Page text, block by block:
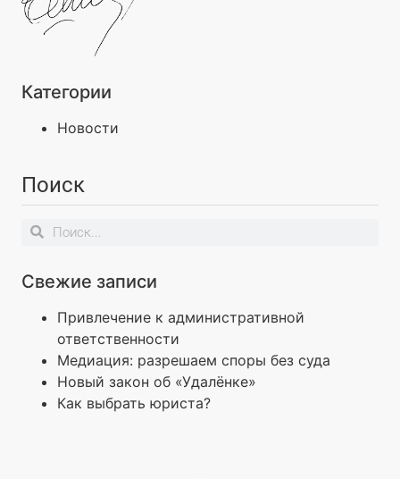
Категории
Новости
Поиск
Свежие записи
Привлечение к административной
ответственности
Медиация: разрешаем споры без суда
Новый закон об «Удалёнке»
Как выбрать юриста?